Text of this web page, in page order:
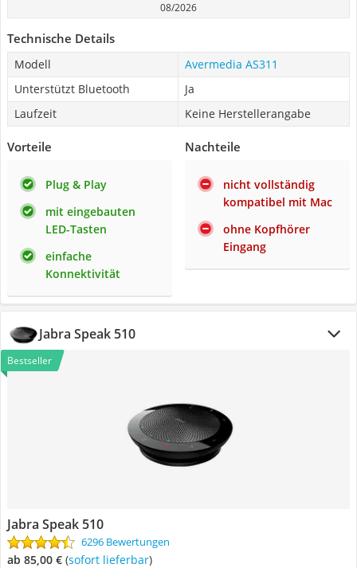
08/2026
Technische Details
Modell
Avermedia AS311
Unterstützt Bluetooth
Ja
Laufzeit
Keine Herstellerangabe
Vorteile
Plug & Play
mit eingebauten
LED-Tasten
einfache
Konnektivität
Nachteile
nicht vollständig
kompatibel mit Mac
ohne Kopfhörer
Eingang
Jabra Speak 510
Bestseller
Jabra Speak 510
6296 Bewertungen
ab 85,00 € ( Sofort lieferbar)